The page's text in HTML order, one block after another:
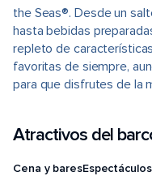
the Seas®. Desde un
hasta bebidas
repleto de
favoritas de siempre,
para que disfrutes de la
Atractivos del
Cena y bares